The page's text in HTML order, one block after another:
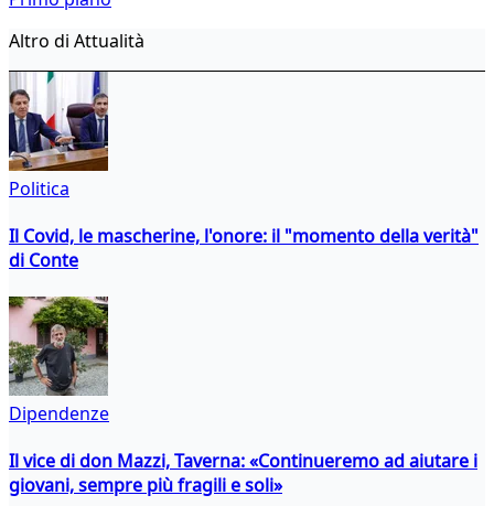
Altro di Attualità
Politica
Il Covid, le mascherine, l'onore: il "momento della verità"
di Conte
Dipendenze
Il vice di don Mazzi, Taverna: «Continueremo ad aiutare i
giovani, sempre più fragili e soli»